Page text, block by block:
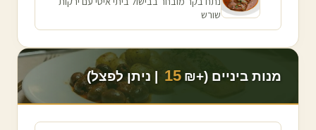
שורש
מנות ביניים (+₪ 15 | ניתן לפצל)